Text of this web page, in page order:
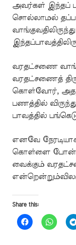
அவர்கள் இந்தப்
சொல்லாமல்
வரதட்சணை
வரதட்சணைத்
கொள்வோர்,
பணத்தில்
பாவத்தில்
எனவே
கொள்ளை போன்ற
வைக்கும்
Share this: